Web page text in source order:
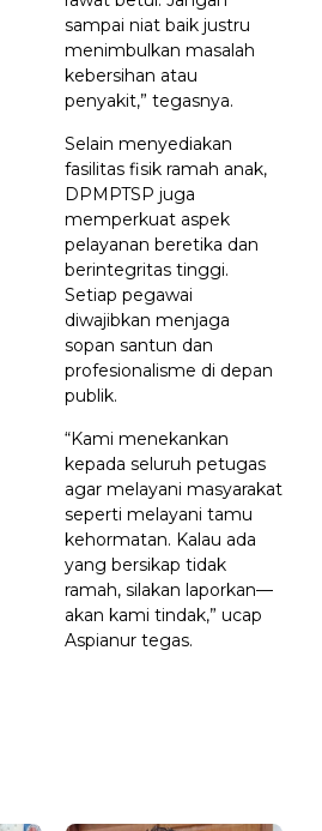
sampai niat baik justru
menimbulkan masalah
kebersihan atau
penyakit,” tegasnya.
Selain menyediakan
fasilitas fisik ramah anak,
DPMPTSP juga
memperkuat aspek
pelayanan beretika dan
berintegritas tinggi.
Setiap pegawai
diwajibkan menjaga
sopan santun dan
profesionalisme di depan
publik.
“Kami menekankan
kepada seluruh petugas
agar melayani masyarakat
seperti melayani tamu
kehormatan. Kalau ada
yang bersikap tidak
ramah, silakan laporkan—
akan kami tindak,” ucap
Aspianur tegas.